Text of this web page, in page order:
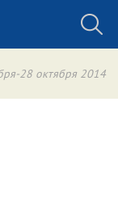
28 октября 2014